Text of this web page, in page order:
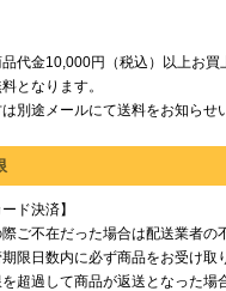
代金10,000円（税込）以上お買
となります。
別途メールにて送料をお知らせ
ド決済】
ご不在だった場合は配送業者の
限日数内に必ず商品をお受け取
を超過して商品が返送となった場